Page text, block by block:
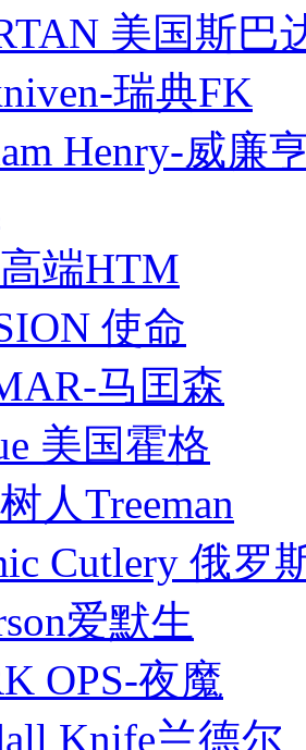
美国斯巴
瑞典FK
Henry-威廉
端HTM
使命
马囯森
美国霍格
人Treeman
Cutlery 俄罗
爱默生
OPS-夜魔
Knife兰德尔